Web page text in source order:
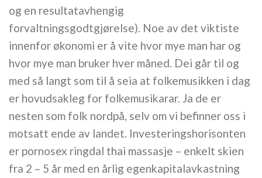
og en resultatavhengig
forvaltningsgodtgjørelse). Noe av det viktiste
innenfor økonomi er å vite hvor mye man har og
hvor mye man bruker hver måned. Dei går til og
med så langt som til å seia at folkemusikken i dag
er hovudsakleg for folkemusikarar. Ja de er
nesten som folk nordpå, selv om vi befinner oss i
motsatt ende av landet. Investeringshorisonten
er pornosex ringdal thai massasje – enkelt skien
fra 2 – 5 år med en årlig egenkapitalavkastning